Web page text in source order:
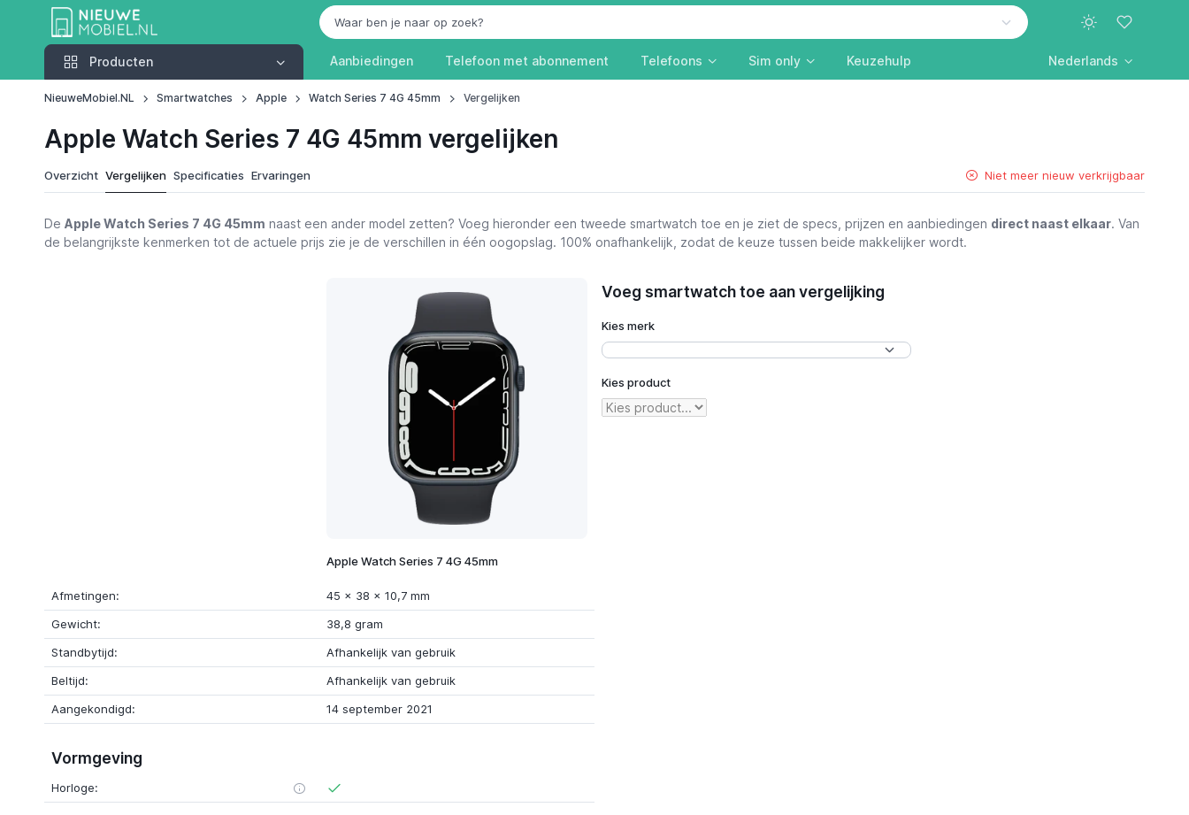
Producten
Producten Aanbiedingen Telefoon met abonnement Telefoons Sim only Keuzehulp Nederlands
NieuweMobiel.NL Smartwatches Apple Watch Series 7 4G 45mm Vergelijken
Apple Watch Series 7 4G 45mm vergelijken
Overzicht Vergelijken Specificaties Ervaringen Niet meer nieuw verkrijgbaar
Functies
De Apple Watch Series 7 4G 45mm naast een ander model zetten? Voeg hieronder een tweede smartwatch toe en je ziet de specs, prijzen en aanbiedingen direct naast elkaar. Van
de belangrijkste kenmerken tot de actuele prijs zie je de verschillen in één oogopslag. 100% onafhankelijk, zodat de keuze tussen beide makkelijker wordt.
Apple Watch Series 7 4G 45mm
Voeg smartwatch toe aan vergelijking
Kies merk
Kies product
Afmetingen:
45 x 38 x 10,7 mm
Gewicht:
38,8 gram
Standbytijd:
Afhankelijk van gebruik
Beltijd:
Afhankelijk van gebruik
Aangekondigd:
14 september 2021
Vormgeving
Horloge: